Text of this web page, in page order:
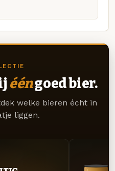
ééngoed bier.
welke bieren écht in
liggen.